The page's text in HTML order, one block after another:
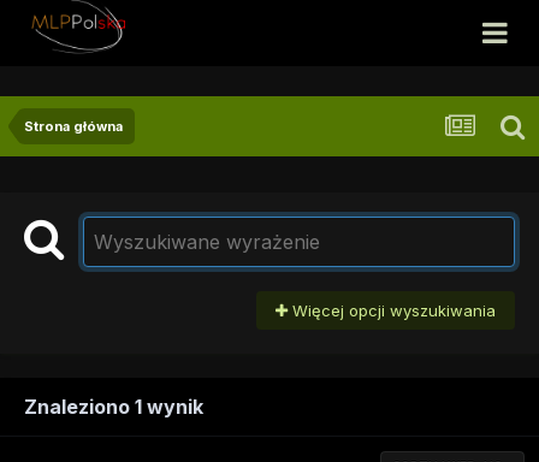
Strona główna
Więcej opcji wyszukiwania
Znaleziono 1 wynik